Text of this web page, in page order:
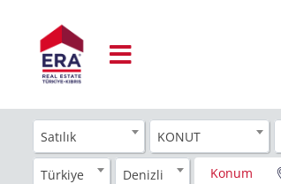
Satılık KONUT
Türkiye Denizli Konum